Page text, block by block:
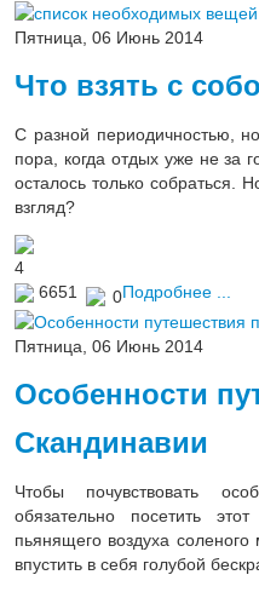
Пятница, 06 Июнь 2014
Что взять с
С разной периодичностью,
пора, когда отдых уже не за
осталось только собраться.
взгляд?
4
6651
0Подробнее ...
Пятница, 06 Июнь 2014
Особенности
Скандинавии
Чтобы почувствовать
обязательно посетить
пьянящего воздуха
впустить в себя голубой